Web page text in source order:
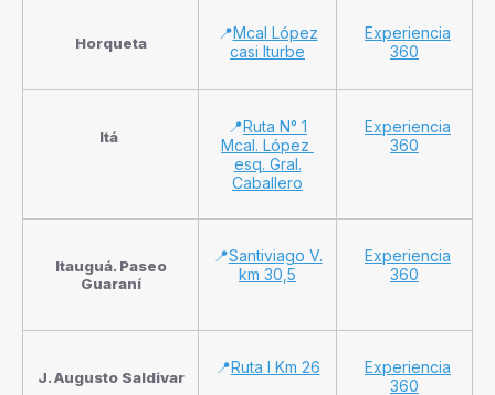
Horqueta
📍Mcal López
casi Iturbe
Experiencia
360
Itá
📍Ruta N° 1
Mcal. López
esq. Gral.
Caballero
Experiencia
360
Itauguá. Paseo
Guaraní
📍Santiviago V.
km 30,5
Experiencia
360
J. Augusto Saldivar
📍Ruta I Km 26
Experiencia
360